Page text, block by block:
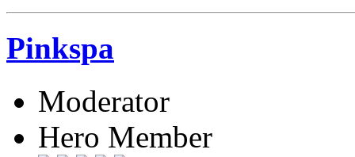
Pinkspa
Moderator
Hero Member